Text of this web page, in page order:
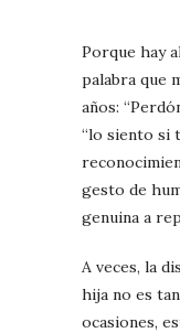
Porque hay
palabra que
años:
“lo siento si
gesto de
genuina a
A veces, la
hija no es
ocasiones,